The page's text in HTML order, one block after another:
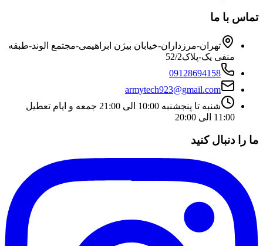
تماس با ما
تهران-مرزداران-خیابان بیژن ابراهیمی-مجتمع الوند-طبقه
منفی یک-پلاک52/2
09128694158
armytech923@gmail.com
شنبه تا پنجشنبه 10:00 الی 21:00 جمعه و ایام تعطیل
11:00 الی 20:00
ما را دنبال کنید